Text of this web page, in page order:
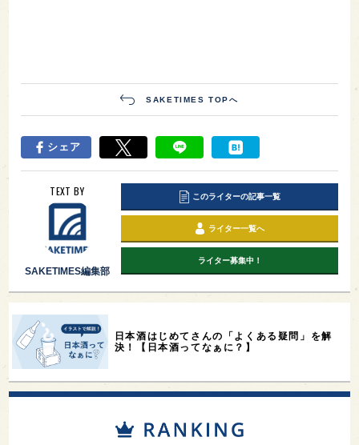
SAKETIMES TOPへ
シェア
TEXT BY
SAKETIMES編集部
このライターの記事一覧
ライター一覧へ
ライター募集中！
日本酒はじめてさんの「よくある疑問」を解
決！【日本酒ってなぁに？】